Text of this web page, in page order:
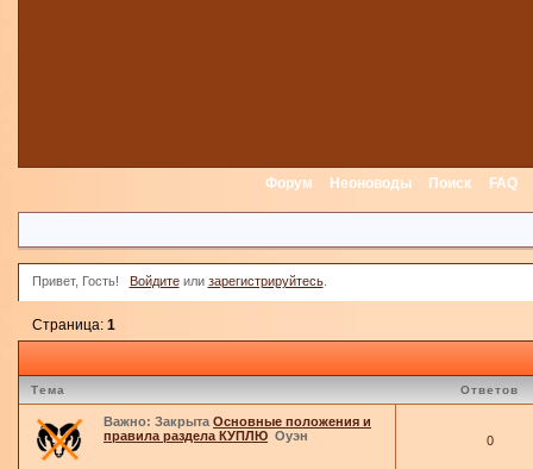
Форум Неоноводы Поиск FAQ
Привет, Гость! Войдитеили зарегистрируйтесь.
Страница:1
Тема Ответов
Важно: Закрыта Основные положения и
правила раздела КУПЛЮ Оуэн 0